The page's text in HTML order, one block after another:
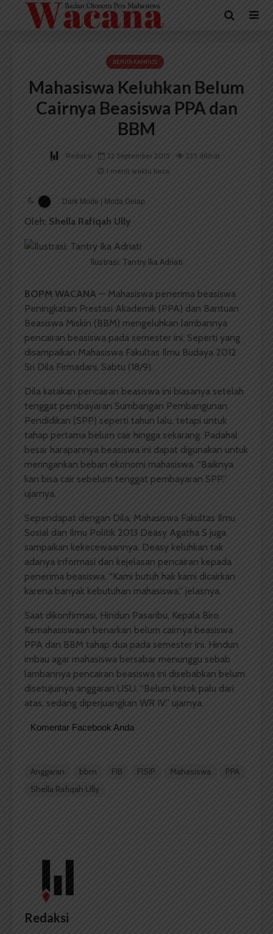
BERITA KAMPUS
Mahasiswa Keluhkan Belum
Cairnya Beasiswa PPA dan
BBM
Redaksi 22 September 2015
235 dilihat
1 menit waktu baca
Dark Mode | Moda Gelap
Oleh: Shella Rafiqah Ully
Ilustrasi: Tantry Ika Adriati
BOPM WACANA — Mahasiswa penerima beasiswa
Peningkatan Prestasi Akademik (PPA) dan Bantuan
Beasiswa Miskin (BBM) mengeluhkan lambannya
pencairan beasiswa pada semester ini. Seperti yang
disampaikan Mahasiswa Fakultas Ilmu Budaya 2012
Sri Dila Firmadani, Sabtu (18/9).
Dila katakan pencairan beasiswa ini biasanya setelah
tenggat pembayaran Sumbangan Pembangunan
Pendidikan (SPP) seperti tahun lalu, tetapi untuk
tahap pertama belum cair hingga sekarang. Padahal
besar harapannya beasiswa ini dapat digunakan untuk
meringankan beban ekonomi mahasiswa. “Baiknya
kan bisa cair sebelum tenggat pembayaran SPP,”
ujarnya.
Sependapat dengan Dila, Mahasiswa Fakultas Ilmu
Sosial dan Ilmu Politik 2013 Deasy Agatha S juga
sampaikan kekecewaannya. Deasy keluhkan tak
adanya informasi dan kejelasan pencairan kepada
penerima beasiswa. “Kami butuh hak kami dicairkan
karena banyak kebutuhan mahasiswa,” jelasnya.
Saat dikonfirmasi, Hindun Pasaribu, Kepala Biro
Kemahasiswaan benarkan belum cairnya beasiswa
PPA dan BBM tahap dua pada semester ini. Hindun
imbau agar mahasiswa bersabar menunggu sebab
lambannya pencairan beasiswa ini disebabkan belum
disetujuinya anggaran USU. “Belum ketok palu dari
atas, sedang diperjuangkan WR IV,” ujarnya.
Komentar Facebook Anda
Anggaran bbm FIB FISIP Mahasiswa
PPA
Shella Rafiqah Ully
Redaksi